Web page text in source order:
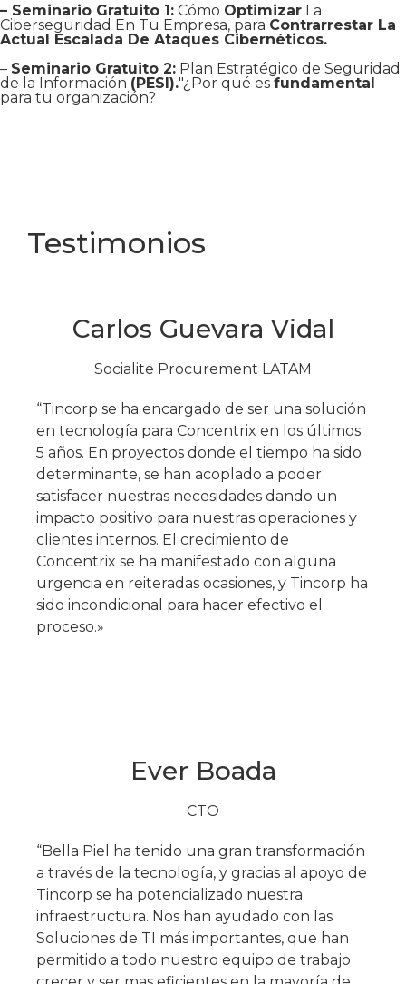
– Seminario Gratuito 1: Cómo Optimizar La
Ciberseguridad En Tu Empresa, para Contrarrestar La
Actual Escalada De Ataques Cibernéticos.
– Seminario Gratuito 2: Plan Estratégico de Seguridad
de la Información (PESI)."¿Por qué es fundamental
para tu organización?
Testimonios
Carlos Guevara Vidal
Socialite Procurement LATAM​
“Tincorp se ha encargado de ser una solución
en tecnología para Concentrix en los últimos
5 años. En proyectos donde el tiempo ha sido
determinante, se han acoplado a poder
satisfacer nuestras necesidades dando un
impacto positivo para nuestras operaciones y
clientes internos. El crecimiento de
Concentrix se ha manifestado con alguna
urgencia en reiteradas ocasiones, y Tincorp ha
sido incondicional para hacer efectivo el
proceso.»
Ever Boada​
CTO
“Bella Piel ha tenido una gran transformación
a través de la tecnología, y gracias al apoyo de
Tincorp se ha potencializado nuestra
infraestructura. Nos han ayudado con las
Soluciones de TI más importantes, que han
permitido a todo nuestro equipo de trabajo